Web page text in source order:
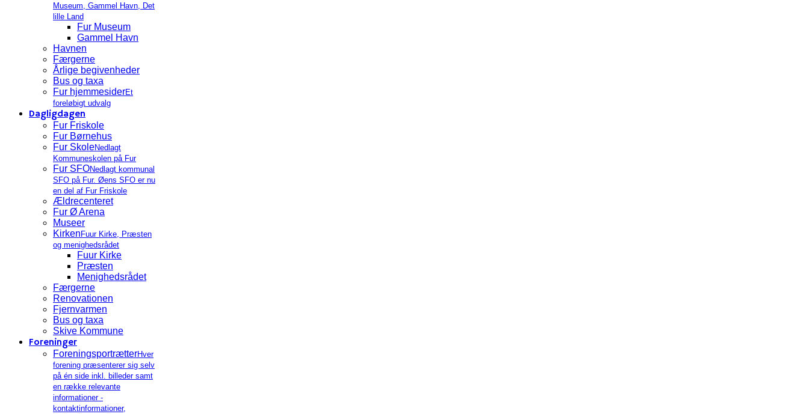
Museum, Gammel Havn, Det
lille Land
Fur Museum
Gammel Havn
Havnen
Færgerne
Årlige begivenheder
Bus og taxa
Fur hjemmesiderEt
foreløbigt udvalg
Dagligdagen
Fur Friskole
Fur Børnehus
Fur SkoleNedlagt
Kommuneskolen på Fur
Fur SFONedlagt kommunal
SFO på Fur. Øens SFO er nu
en del af Fur Friskole
Ældrecenteret
Fur Ø Arena
Museer
Kirken Fuur Kirke, Præsten
og menighedsrådet
Fuur Kirke
Præsten
Menighedsrådet
Færgerne
Renovationen
Fjernvarmen
Bus og taxa
Skive Kommune
Foreninger
ForeningsportrætterHver
forening præsenterer sig selv
på én side inkl. billeder samt
en række relevante
informationer -
kontaktinformationer,